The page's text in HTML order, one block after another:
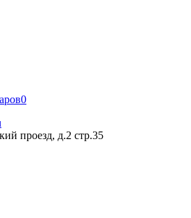
0
проезд, д.2 стр.35